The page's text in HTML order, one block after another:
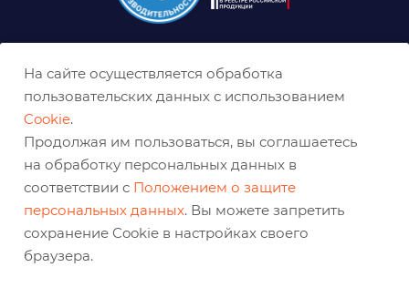
krasnoyarsk@belabraziv.ru
На сайте осуществляется обработка
пользовательских данных с использованием
Cookie.
Продолжая им пользоваться, вы соглашаетесь
на обработку персональных данных в
соответствии с Положением о защите
персональных данных. Вы можете запретить
сохранение Cookie в настройках своего
браузера.